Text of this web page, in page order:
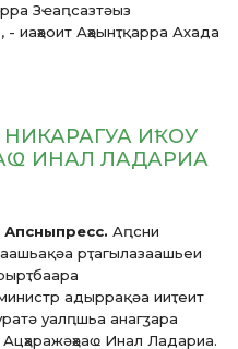
Зҽаԥсазтәыз
- иаҳәоит Аҳәынҭқарра Ахада
ИҞОУ
ИНАЛ ЛАДАРИА
Апсныпресс. Аԥсни
рҭагылазаашьеи
адыррақәа ииҭеит
уалԥшьа анагӡара
Инал Ладариа.